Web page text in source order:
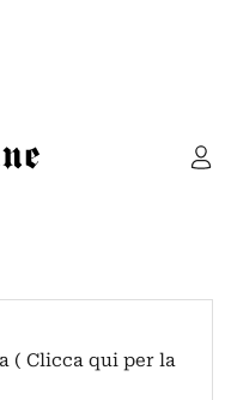
( Clicca qui per la